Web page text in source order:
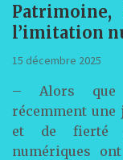
l’imitation
15 décembre 2025
– Alors que
récemment une
et de fierté
numériques